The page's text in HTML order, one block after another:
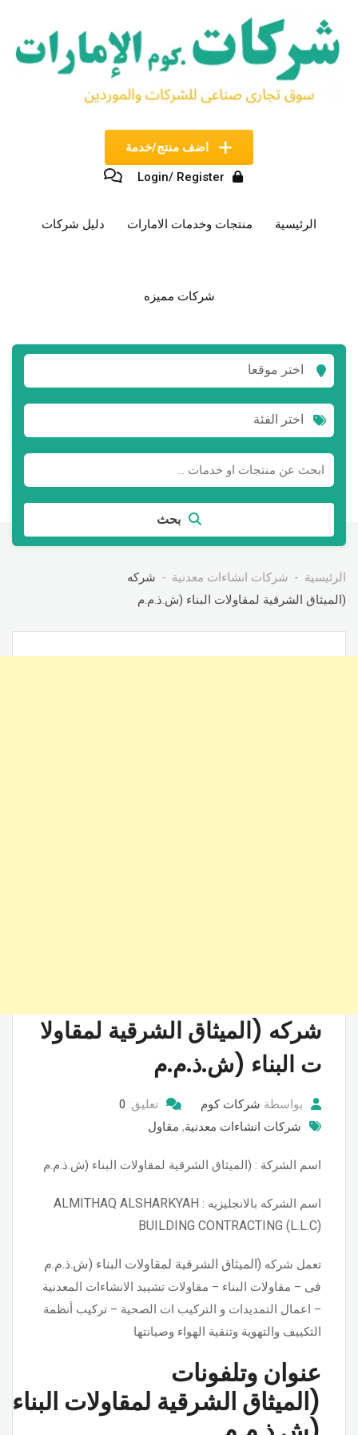
المحتوى
اضف منتج/خدمة
Login/ Register
الرئيسية منتجات وخدمات الامارات دليل شركات
شركات مميزه
اختر موقعا
اختر الفئة
بحث
الرئيسية شركات انشاءات معدنية
شركه
(الميثاق الشرقية لمقاولات البناء (ش.ذ.م.م
شركه (الميثاق الشرقية لمقاولا
ت البناء (ش.ذ.م.م
بواسطة شركات كوم تعليق: 0
شركات انشاءات معدنية, مقاول
اسم الشركة : (الميثاق الشرقية لمقاولات البناء (ش.ذ.م.م
اسم الشركه بالانجليزيه : ALMITHAQ ALSHARKYAH
BUILDING CONTRACTING (L.L.C)
تعمل شركه (الميثاق الشرقية لمقاولات البناء (ش.ذ.م.م
فى – مقاولات البناء – مقاولات تشييد الانشاءات المعدنية
– اعمال التمديدات و التركيب ات الصحية – تركيب أنظمة
التكييف والتهوية وتنقية الهواء وصيانتها
عنوان وتلفونات
(الميثاق الشرقية لمقاولات البناء